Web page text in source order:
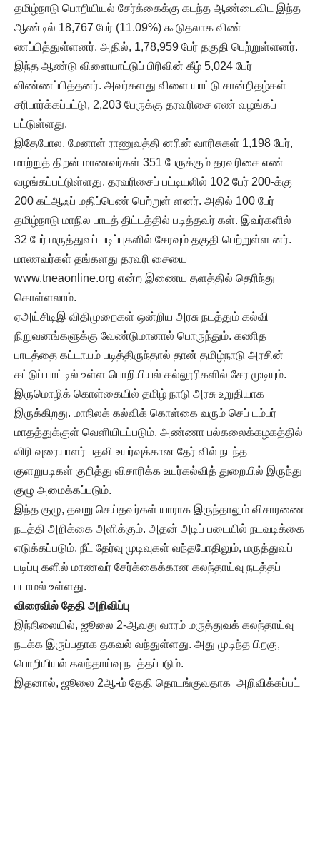
தமிழ்நாடு பொறியியல் சேர்க்கைக்கு கடந்த ஆண்டைவிட இந்த
ஆண்டில் 18,767 பேர் (11.09%) கூடுதலாக விண்
ணப்பித்துள்ளனர். அதில், 1,78,959 பேர் தகுதி பெற்றுள்ளனர்.
இந்த ஆண்டு விளையாட்டுப் பிரிவின் கீழ் 5,024 பேர்
விண்ணப்பித்தனர். அவர்களது விளை யாட்டு சான்றிதழ்கள்
சரிபார்க்கப்பட்டு, 2,203 பேருக்கு தரவரிசை எண் வழங்கப்
பட்டுள்ளது.
இதேபோல, மேனாள் ராணுவத்தி னரின் வாரிசுகள் 1,198 பேர்,
மாற்றுத் திறன் மாணவர்கள் 351 பேருக்கும் தரவரிசை எண்
வழங்கப்பட்டுள்ளது. தரவரிசைப் பட்டியலில் 102 பேர் 200-க்கு
200 கட்ஆஃப் மதிப்பெண் பெற்றுள் ளனர். அதில் 100 பேர்
தமிழ்நாடு மாநில பாடத் திட்டத்தில் படித்தவர் கள். இவர்களில்
32 பேர் மருத்துவப் படிப்புகளில் சேரவும் தகுதி பெற்றுள்ள னர்.
மாணவர்கள் தங்களது தரவரி சையை
www.tneaonline.org என்ற இணைய தளத்தில் தெரிந்து
கொள்ளலாம்.
ஏஅய்சிடிஇ விதிமுறைகள் ஒன்றிய அரசு நடத்தும் கல்வி
நிறுவனங்களுக்கு வேண்டுமானால் பொருந்தும். கணித
பாடத்தை கட்டாயம் படித்திருந்தால் தான் தமிழ்நாடு அரசின்
கட்டுப் பாட்டில் உள்ள பொறியியல் கல்லூரிகளில் சேர முடியும்.
இருமொழிக் கொள்கையில் தமிழ் நாடு அரசு உறுதியாக
இருக்கிறது. மாநிலக் கல்விக் கொள்கை வரும் செப் டம்பர்
மாதத்துக்குள் வெளியிடப்படும். அண்ணா பல்கலைக்கழகத்தில்
விரி வுரையாளர் பதவி உயர்வுக்கான தேர் வில் நடந்த
குளறுபடிகள் குறித்து விசாரிக்க உயர்கல்வித் துறையில் இருந்து
குழு அமைக்கப்படும்.
இந்த குழு, தவறு செய்தவர்கள் யாராக இருந்தாலும் விசாரணை
நடத்தி அறிக்கை அளிக்கும். அதன் அடிப் படையில் நடவடிக்கை
எடுக்கப்படும். நீட் தேர்வு முடிவுகள் வந்தபோதிலும், மருத்துவப்
படிப்பு களில் மாணவர் சேர்க்கைக்கான கலந்தாய்வு நடத்தப்
படாமல் உள்ளது.
விரைவில் தேதி அறிவிப்பு
இந்நிலையில், ஜூலை 2-ஆவது வாரம் மருத்துவக் கலந்தாய்வு
நடக்க இருப்பதாக தகவல் வந்துள்ளது. அது முடிந்த பிறகு,
பொறியியல் கலந்தாய்வு நடத்தப்படும்.
இதனால், ஜூலை 2ஆ-ம் தேதி தொடங்குவதாக அறிவிக்கப்பட்